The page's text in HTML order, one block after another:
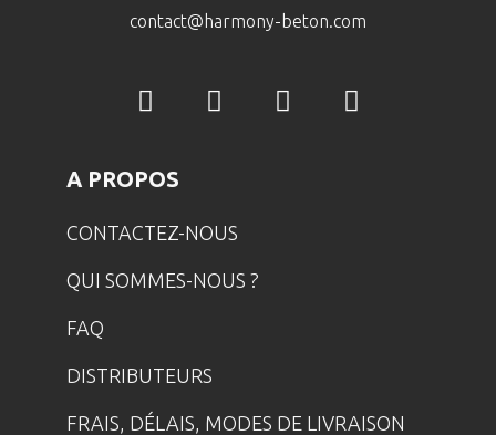
contact@harmony-beton.com
A PROPOS
CONTACTEZ-NOUS
QUI SOMMES-NOUS ?
FAQ
DISTRIBUTEURS
FRAIS, DÉLAIS, MODES DE LIVRAISON